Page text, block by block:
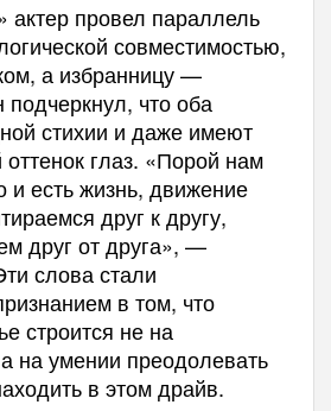
актер провел параллель
совместимостью,
а избранницу —
что оба
стихии и даже имеют
глаз. «Порой нам
и есть жизнь, движение
друг к другу,
друг от друга», —
слова стали
в том, что
строится не на
на умении преодолевать
в этом драйв.